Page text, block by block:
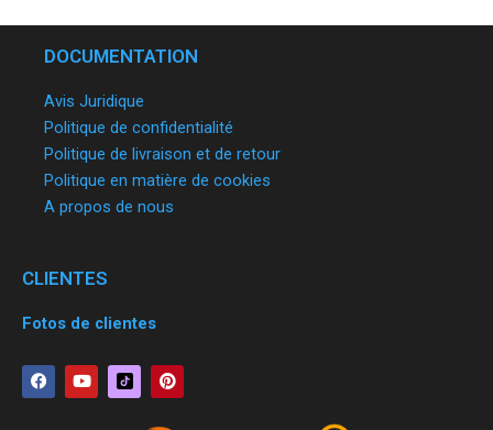
DOCUMENTATION
Avis Juridique
Politique de confidentialité
Politique de livraison et de retour
Politique en matière de cookies
A propos de nous
CLIENTES
Fotos de clientes
F
a
c
Y
o
u
P
i
n
t